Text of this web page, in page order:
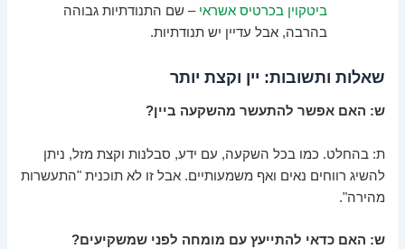
ביטקוין בכרטיס אשראי – שם התנודתיות גבוהה
בהרבה, אבל עדיין יש תנודתיות.
שאלות ותשובות: יין וקצת יותר
ש: האם אפשר להתעשר מהשקעה ביין?
ת: בהחלט. כמו בכל השקעה, עם ידע, סבלנות וקצת מזל, ניתן
להשיג רווחים נאים ואף משמעותיים. אבל זו לא תוכנית "התעשרות
מהירה".
ש: האם כדאי להתייעץ עם מומחה לפני שמשקיעים?